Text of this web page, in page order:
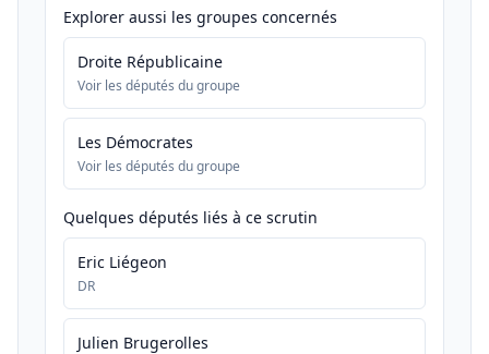
Explorer aussi les groupes concernés
Droite Républicaine
Voir les députés du groupe
Les Démocrates
Voir les députés du groupe
Quelques députés liés à ce scrutin
Eric Liégeon
DR
Julien Brugerolles